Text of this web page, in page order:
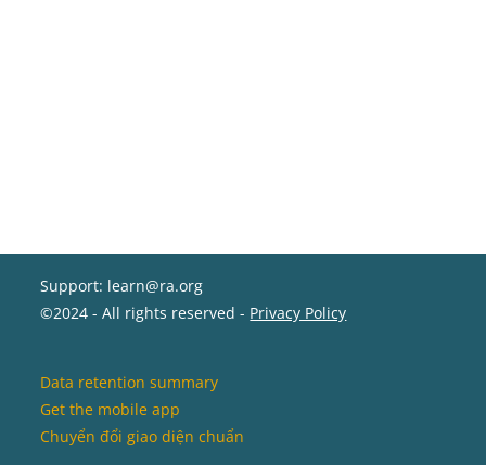
Support: learn@ra.org
©2024 - All rights reserved - Privacy Policy
Data retention summary
Get the mobile app
Chuyển đổi giao diện chuẩn